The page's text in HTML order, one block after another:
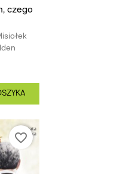
czego
favorite_border